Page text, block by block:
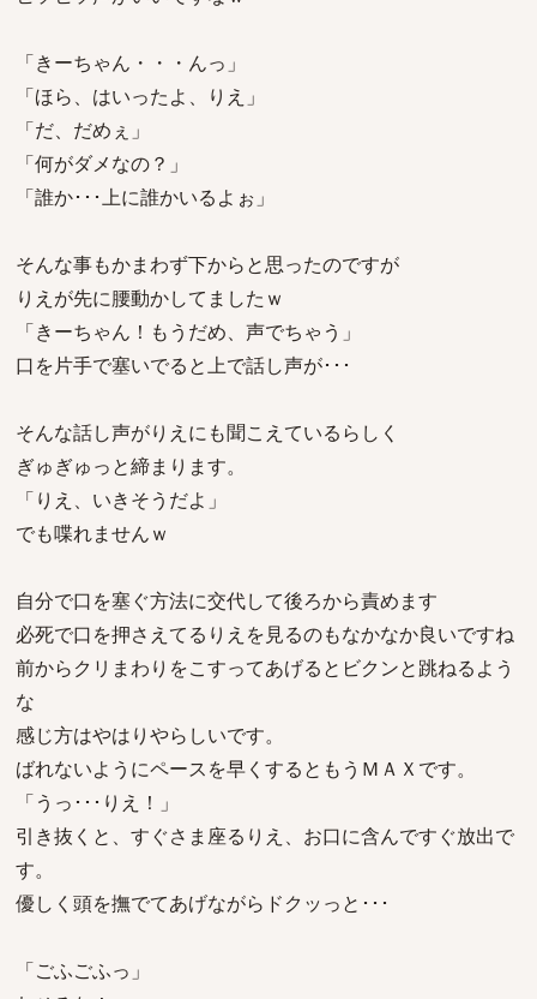
「きーちゃん・・・んっ」
「ほら、はいったよ、りえ」
「だ、だめぇ」
「何がダメなの？」
「誰か･･･上に誰かいるよぉ」
そんな事もかまわず下からと思ったのですが
りえが先に腰動かしてましたｗ
「きーちゃん！もうだめ、声でちゃう」
口を片手で塞いでると上で話し声が･･･
そんな話し声がりえにも聞こえているらしく
ぎゅぎゅっと締まります。
「りえ、いきそうだよ」
でも喋れませんｗ
自分で口を塞ぐ方法に交代して後ろから責めます
必死で口を押さえてるりえを見るのもなかなか良いですね
前からクリまわりをこすってあげるとビクンと跳ねるよう
な
感じ方はやはりやらしいです。
ばれないようにペースを早くするともうＭＡＸです。
「うっ･･･りえ！」
引き抜くと、すぐさま座るりえ、お口に含んですぐ放出で
す。
優しく頭を撫でてあげながらドクッっと･･･
「ごふごふっ」